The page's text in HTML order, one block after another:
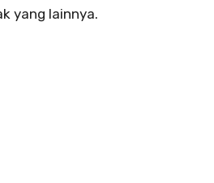
yang lainnya.